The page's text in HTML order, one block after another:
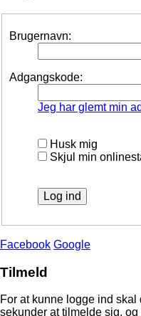
Brugernavn:
Adgangskode:
Jeg har glemt min
Husk mig
Skjul min
Facebook Google
Tilmeld
For at kunne logge ind
sekunder at tilmelde sig,